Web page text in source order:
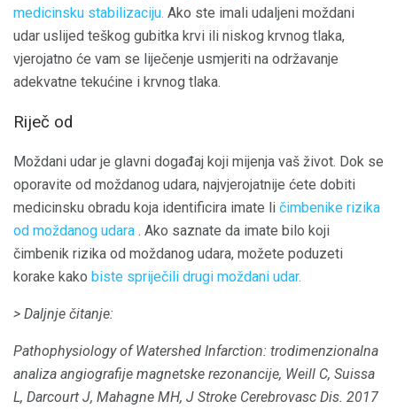
medicinsku stabilizaciju. Ako ste imali udaljeni moždani
udar uslijed teškog gubitka krvi ili niskog krvnog tlaka,
vjerojatno će vam se liječenje usmjeriti na održavanje
adekvatne tekućine i krvnog tlaka.
Riječ od
Moždani udar je glavni događaj koji mijenja vaš život. Dok se
oporavite od moždanog udara, najvjerojatnije ćete dobiti
medicinsku obradu koja identificira imate li čimbenike rizika
od moždanog udara . Ako saznate da imate bilo koji
čimbenik rizika od moždanog udara, možete poduzeti
korake kako biste spriječili drugi moždani udar.
> Daljnje čitanje:
Pathophysiology of Watershed Infarction: trodimenzionalna
analiza angiografije magnetske rezonancije, Weill C, Suissa
L, Darcourt J, Mahagne MH, J Stroke Cerebrovasc Dis. 2017